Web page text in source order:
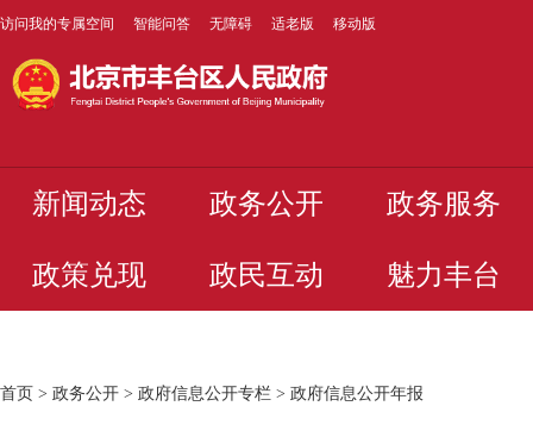
访问我的专属空间 智能问答 无障碍 适老版 移动版
新闻动态 政务公开 政务服务
政策兑现 政民互动 魅力丰台
首页 > 政务公开 > 政府信息公开专栏 > 政府信息公开年报